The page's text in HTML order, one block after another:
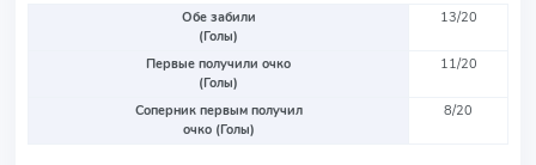
Обе забили
(Голы)
13/20
Первые получили очко
(Голы)
11/20
Соперник первым получил
очко (Голы)
8/20